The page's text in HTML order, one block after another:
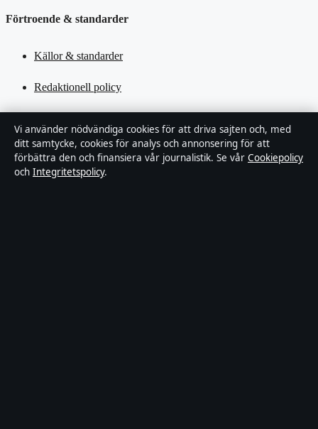
Förtroende & standarder
Källor & standarder
Redaktionell policy
Tillgänglighetsredogörelse
Kändisar & integritet
Vi använder nödvändiga cookies för att driva sajten och, med
ditt samtycke, cookies för analys och annonsering för att
förbättra den och finansiera vår journalistik. Se vår Cookiepolicy
och Integritetspolicy.